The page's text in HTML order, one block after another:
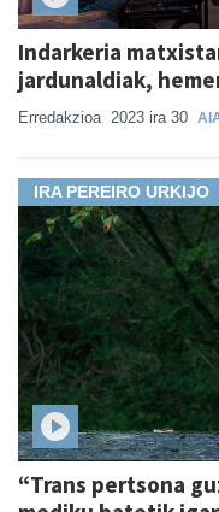
Indarkeria
jardunaldiak,
Erredakzioa 2023 ira 30
IRA PEREIRO URKIJO
“Trans pertsona